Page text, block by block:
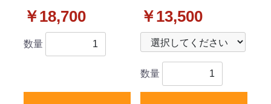
ラックアルミサンシェー
ド 〔BMS〕 受注生産
￥18,700
数量
社外新品
￥13,500
数量